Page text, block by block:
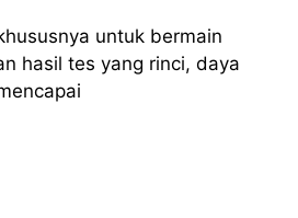
untuk bermain
hasil tes yang rinci, daya